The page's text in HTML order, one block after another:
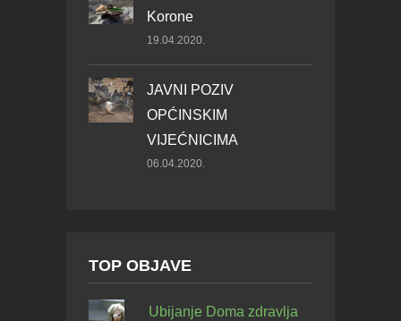
Korone
19.04.2020.
JAVNI POZIV
OPĆINSKIM
VIJEĆNICIMA
06.04.2020.
TOP OBJAVE
Ubijanje Doma zdravlja